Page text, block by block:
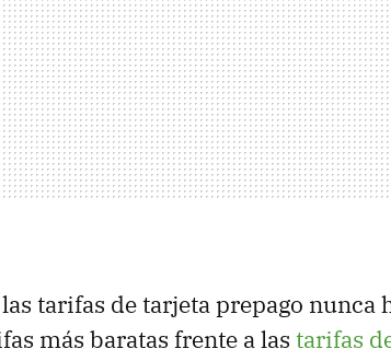
tarifas de tarjeta prepago nunca
más baratas frente a las tarifas